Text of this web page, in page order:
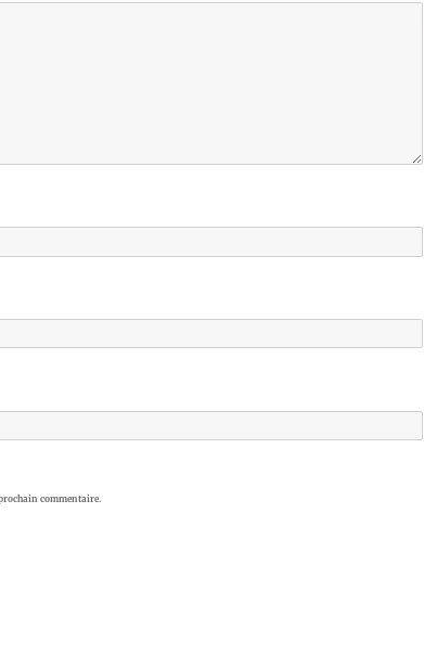
commentaire.